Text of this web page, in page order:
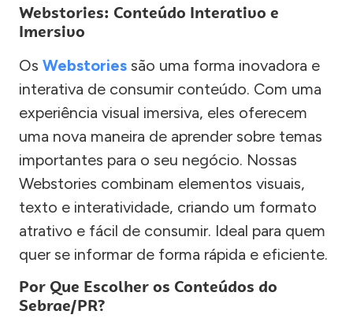
Webstories: Conteúdo Interativo e
Imersivo
Os Webstories são uma forma inovadora e
interativa de consumir conteúdo. Com uma
experiência visual imersiva, eles oferecem
uma nova maneira de aprender sobre temas
importantes para o seu negócio. Nossas
Webstories combinam elementos visuais,
texto e interatividade, criando um formato
atrativo e fácil de consumir. Ideal para quem
quer se informar de forma rápida e eficiente.
Por Que Escolher os Conteúdos do
Sebrae/PR?